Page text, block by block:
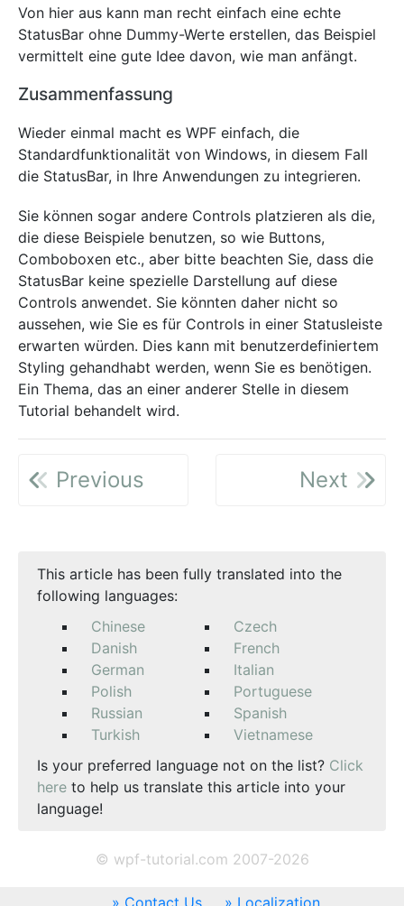
Von hier aus kann man recht einfach eine echte
StatusBar ohne Dummy-Werte erstellen, das Beispiel
vermittelt eine gute Idee davon, wie man anfängt.
Zusammenfassung
Wieder einmal macht es WPF einfach, die
Standardfunktionalität von Windows, in diesem Fall
die StatusBar, in Ihre Anwendungen zu integrieren.
Sie können sogar andere Controls platzieren als die,
die diese Beispiele benutzen, so wie Buttons,
Comboboxen etc., aber bitte beachten Sie, dass die
StatusBar keine spezielle Darstellung auf diese
Controls anwendet. Sie könnten daher nicht so
aussehen, wie Sie es für Controls in einer Statusleiste
erwarten würden. Dies kann mit benutzerdefiniertem
Styling gehandhabt werden, wenn Sie es benötigen.
Ein Thema, das an einer anderer Stelle in diesem
Tutorial behandelt wird.
Previous Next
This article has been fully translated into the
following languages:
Chinese
Czech
Danish
French
German
Italian
Polish
Portuguese
Russian
Spanish
Turkish
Vietnamese
Is your preferred language not on the list? Click
here to help us translate this article into your
language!
© wpf-tutorial.com 2007-2026